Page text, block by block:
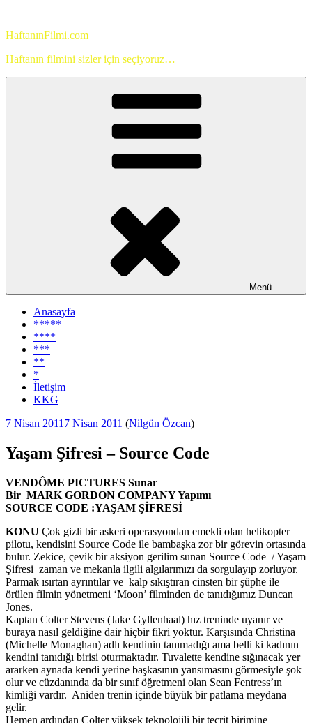
HaftanınFilmi.com
Haftanın filmini sizler için seçiyoruz…
Menü
Anasayfa
*****
****
***
**
*
İletişim
KKG
Yayım
7 Nisan 2011 7 Nisan 2011 (Nilgün Özcan)
Yaşam Şifresi – Source Code
VENDÔME PICTURES Sunar
Bir MARK GORDON COMPANY Yapımı
SOURCE CODE :YAŞAM ŞİFRESİ
KONU Çok gizli bir askeri operasyondan emekli olan helikopter
pilotu, kendisini Source Code ile bambaşka zor bir görevin ortasında
bulur. Zekice, çevik bir aksiyon gerilim sunan Source Code / Yaşam
Şifresi zaman ve mekanla ilgili algılarımızı da sorgulayıp zorluyor.
Parmak ısırtan ayrıntılar ve kalp sıkıştıran cinsten bir şüphe ile
örülen filmin yönetmeni ‘Moon’ filminden de tanıdığımız Duncan
Jones.
Kaptan Colter Stevens (Jake Gyllenhaal) hız treninde uyanır ve
buraya nasıl geldiğine dair hiçbir fikri yoktur. Karşısında Christina
(Michelle Monaghan) adlı kendinin tanımadığı ama belli ki kadının
kendini tanıdığı birisi oturmaktadır. Tuvalette kendine sığınacak yer
ararken aynada kendi yerine başkasının yansımasını görmesiyle şok
olur ve cüzdanında da bir sınıf öğretmeni olan Sean Fentress’ın
kimliği vardır. Aniden trenin içinde büyük bir patlama meydana
gelir.
Hemen ardından Colter yüksek teknolojili bir tecrit birimine